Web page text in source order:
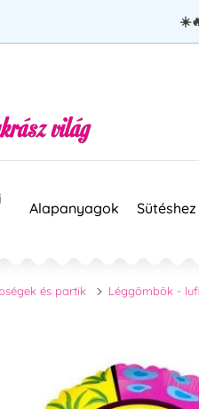
Alapanyagok Sütéshez
és partik Léggömbök -